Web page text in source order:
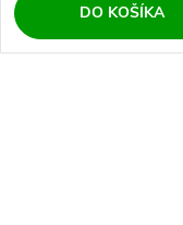
DO KOŠÍKA